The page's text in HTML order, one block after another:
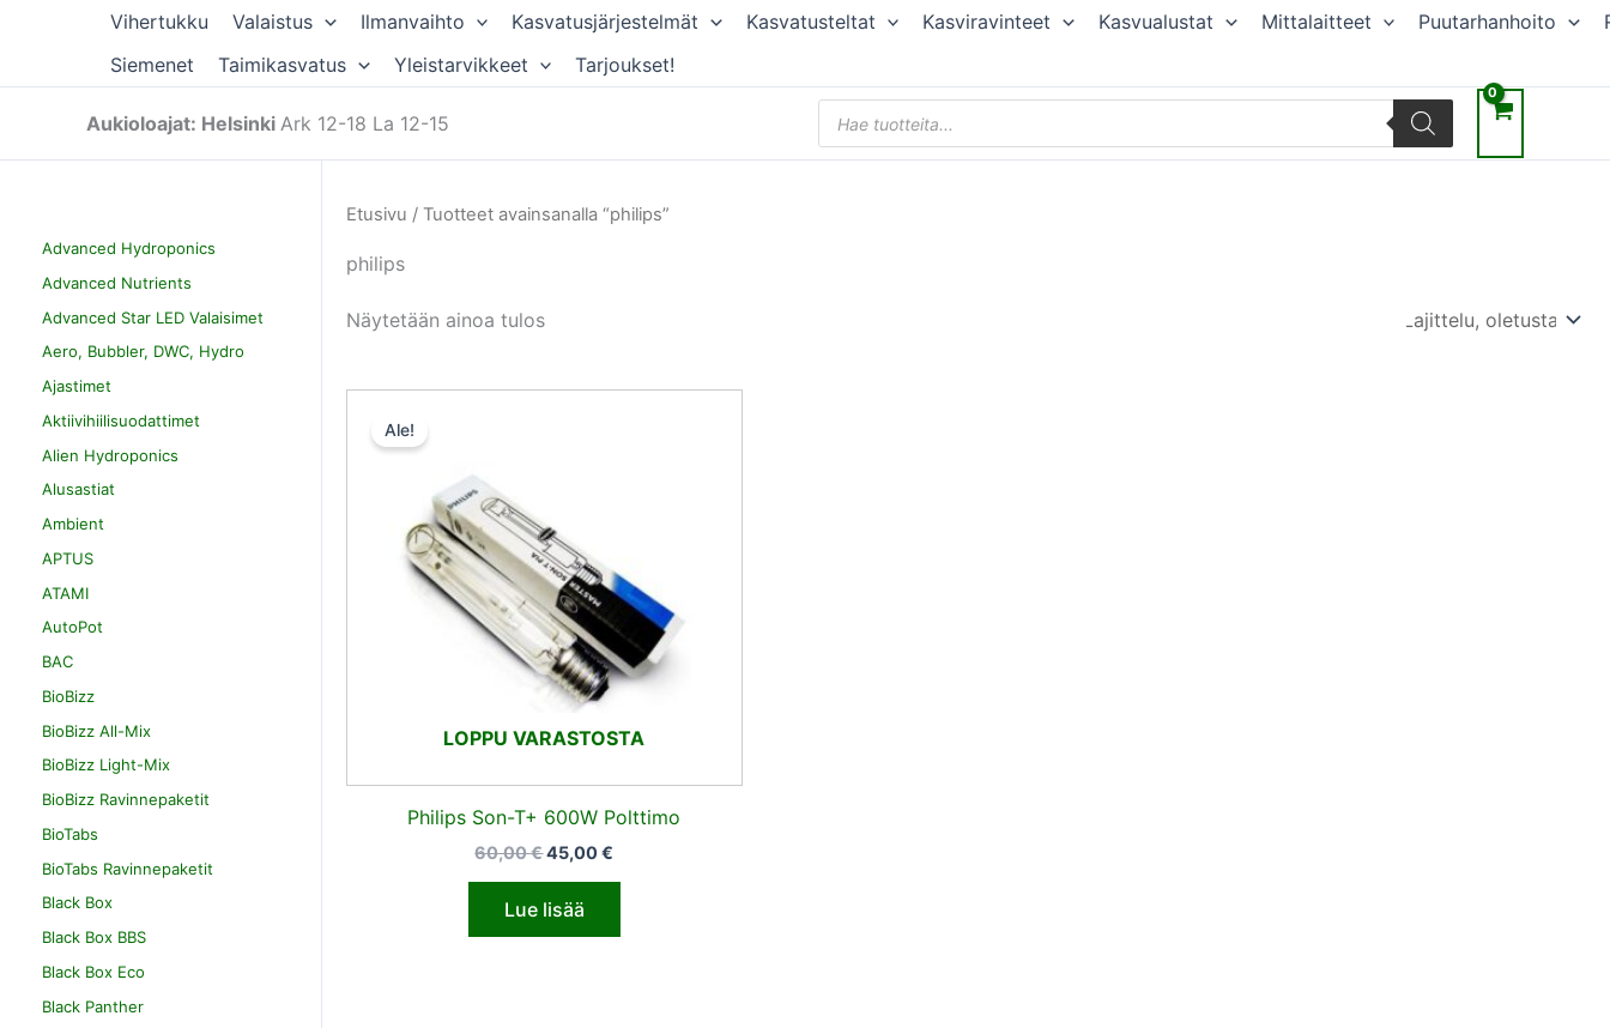
Vihertukku Valaistus Ilmanvaihto Kasvatusjärjestelmät Kasvatusteltat Kasviravinteet Kasvualustat Mittalaitteet Puutarhanhoito
Siemenet
Taimikasvatus Yleistarvikkeet Tarjoukset!
Aukioloajat: Helsinki Ark 12-18 La 12-15
Products
search
Advanced Hydroponics
Advanced Nutrients
Advanced Star LED Valaisimet
Aero, Bubbler, DWC, Hydro
Ajastimet
Aktiivihiilisuodattimet
Alien Hydroponics
Alusastiat
Ambient
APTUS
ATAMI
AutoPot
BAC
BioBizz
BioBizz All-Mix
BioBizz Light-Mix
BioBizz Ravinnepaketit
BioTabs
BioTabs Ravinnepaketit
Black Box
Black Box BBS
Black Box Eco
Black Panther
Etusivu / Tuotteet avainsanalla “philips”
philips
Näytetään ainoa tulos
LOPPU VARASTOSTA
Ale!
Philips Son-T+ 600W Polttimo
60,00€45,00€
Lue lisää